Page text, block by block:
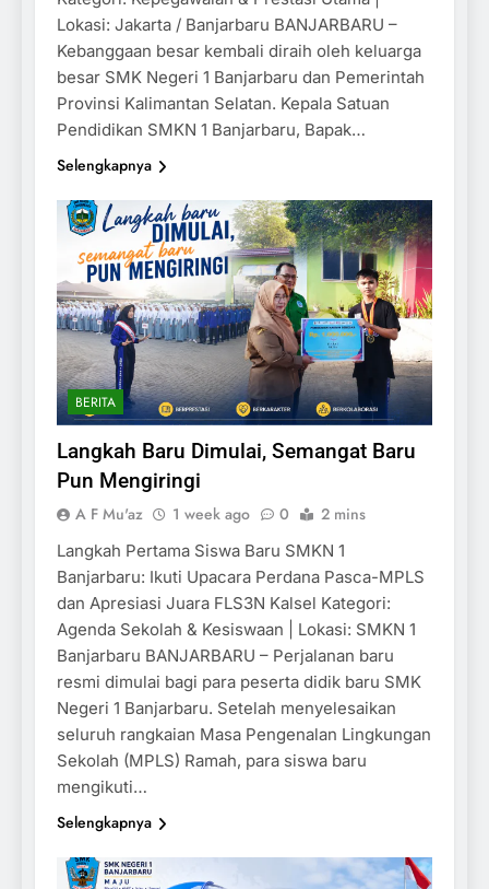
Lokasi: Jakarta / Banjarbaru BANJARBARU –
Kebanggaan besar kembali diraih oleh keluarga
besar SMK Negeri 1 Banjarbaru dan Pemerintah
Provinsi Kalimantan Selatan. Kepala Satuan
Pendidikan SMKN 1 Banjarbaru, Bapak…
Selengkapnya
BERITA
Langkah Baru Dimulai, Semangat Baru
Pun Mengiringi
A F Mu'az 1 week ago 0 2 mins
Langkah Pertama Siswa Baru SMKN 1
Banjarbaru: Ikuti Upacara Perdana Pasca-MPLS
dan Apresiasi Juara FLS3N Kalsel Kategori:
Agenda Sekolah & Kesiswaan | Lokasi: SMKN 1
Banjarbaru BANJARBARU – Perjalanan baru
resmi dimulai bagi para peserta didik baru SMK
Negeri 1 Banjarbaru. Setelah menyelesaikan
seluruh rangkaian Masa Pengenalan Lingkungan
Sekolah (MPLS) Ramah, para siswa baru
mengikuti…
Selengkapnya